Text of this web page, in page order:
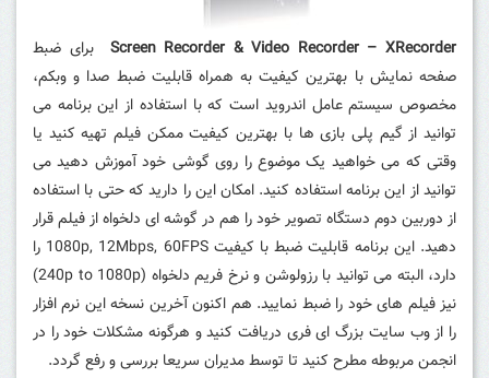
Screen Recorder & Video Recorder – XRecorder برای ضبط
صفحه نمایش با بهترین کیفیت به همراه قابلیت ضبط صدا و وبکم،
مخصوص سیستم عامل اندروید است که با استفاده از این برنامه می
توانید از گیم پلی بازی ها با بهترین کیفیت ممکن فیلم تهیه کنید یا
وقتی که می خواهید یک موضوع را روی گوشی خود آموزش دهید می
توانید از این برنامه استفاده کنید. امکان این را دارید که حتی با استفاده
از دوربین دوم دستگاه تصویر خود را هم در گوشه ای دلخواه از فیلم قرار
دهید. این برنامه قابلیت ضبط با کیفیت 1080p, 12Mbps, 60FPS را
دارد، البته می توانید با رزولوشن و نرخ فریم دلخواه (240p to 1080p)
نیز فیلم های خود را ضبط نمایید. هم اکنون آخرین نسخه این نرم افزار
را از وب سایت بزرگ ای فری دریافت کنید و هرگونه مشکلات خود را در
انجمن مربوطه مطرح کنید تا توسط مدیران سریعا بررسی و رفع گردد.